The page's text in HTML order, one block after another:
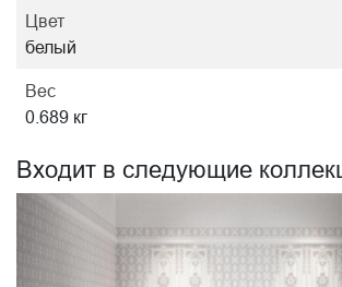
Цвет
белый
Вес
0.689 кг
Входит в следующие